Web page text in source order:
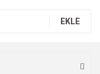
EKLE